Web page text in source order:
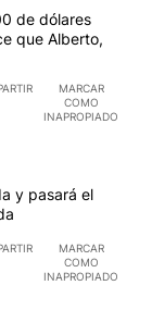
de dólares
que Alberto,
MARCAR
COMO
INAPROPIADO
y pasará el
MARCAR
COMO
INAPROPIADO